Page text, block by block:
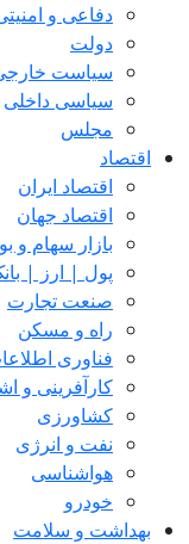
دفاعی و
دولت
سیاست
سیاسی داخلی
مجلس
اقتصاد
اقتصاد ایران
اقتصاد جهان
بازار سهام و
پول | ارز |
صنعت تجارت
راه و مسکن
فناوری
کارآفرینی و
کشاورزی
نفت و انرژی
هواشناسی
خودرو
بهداشت و سلامت